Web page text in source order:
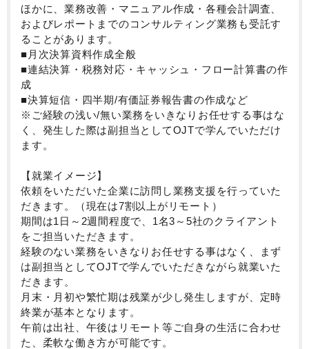
ほかに、業務改善・マニュアル作成・各種会計調査、
およびレポートまでのコンサルティング業務も受託す
ることがあります。
■月次決算資料作成全般
■連結決算・税務対応・キャッシュ・フロー計算書の作
成
■決算短信・四半期/有価証券報告書の作成など
※ご経験の浅い/無い業務をいきなりお任せする事はな
く、発生した際は副担当としてOJTで学んでいただけ
ます。
【就業イメージ】
依頼をいただいた企業に訪問し業務支援を行っていた
だきます。（現在は7割以上がリモート）
期間は1日～2週間程度で、1名3～5社のクライアント
をご担当いただきます。
経験のない業務をいきなりお任せする事はなく、まず
は副担当としてOJTで学んでいただきながら就業いた
だきます。
月末・月初や繁忙期は残業が少し発生しますが、定時
終業が基本となります。
午前は出社、午後はリモート等ご自身の生活に合わせ
た、柔軟な働き方が可能です。